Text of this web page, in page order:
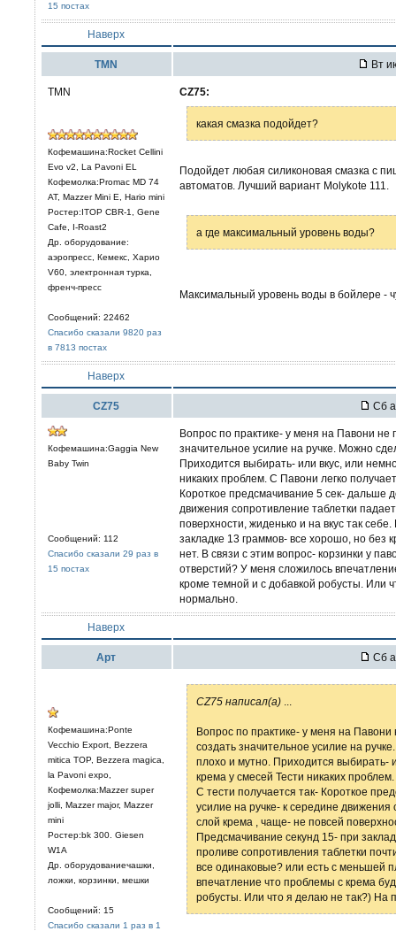
15 постах
Наверх
TMN Вт
TMN
Кофемашина:Rocket Cellini
Evo v2, La Pavoni EL
Кофемолка:Promac MD 74
AT, Mazzer Mini E, Hario mini
Ростер:ITOP CBR-1, Gene
Cafe, I-Roast2
Др. оборудование:
аэропресс, Кемекс, Харио
V60, электронная турка,
френч-пресс
Сообщений: 22462
Спасибо сказали 9820 раз
в 7813 постах
CZ75:
какая смазка подойдет?
Подойдет любая силиконовая смазка с
автоматов. Лучший вариант Molykote 111.
а где максимальный уровень воды?
Максимальный уровень воды в бойлере -
Наверх
CZ75 Сб
Кофемашина:Gaggia New
Baby Twin
Сообщений: 112
Спасибо сказали 29 раз в
15 постах
Вопрос по практике- у меня на Павони не
значительное усилие на ручке. Можно
Приходится выбирать- или вкус, или
никаких проблем. С Павони легко
Короткое предсмачивание 5 сек- дальше
движения сопротивление таблетки
поверхности, жиденько и на вкус так
закладке 13 граммов- все хорошо, но без
нет. В связи с этим вопрос- корзинки у
отверстий? У меня сложилось
кроме темной и с добавкой робусты. Или
нормально.
Наверх
Арт Сб
Кофемашина:Ponte
Vecchio Export, Bezzera
mitica TOP, Bezzera magica,
la Pavoni expo,
Кофемолка:Mazzer super
jolli, Mazzer major, Mazzer
mini
Ростер:bk 300. Giesen
W1A
Др. оборудованиечашки,
ложки, корзинки, мешки
Сообщений: 15
Спасибо сказали 1 раз в 1
CZ75 написал(а)
Вопрос по практике- у меня на Павони
создать значительное усилие на
плохо и мутно. Приходится выбирать-
крема у смесей Тести никаких
С тести получается так- Короткое
усилие на ручке- к середине
слой крема , чаще- не повсей
Предсмачивание секунд 15- при
проливе сопротивления таблетки
все одинаковые? или есть с меньшей
впечатление что проблемы с крема
робусты. Или что я делаю не так?) На